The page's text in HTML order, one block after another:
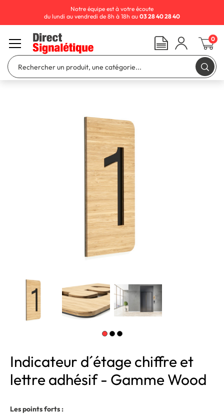
Indicateur d´étage chiffre et
lettre adhésif - Gamme Wood
Les points forts :
Notre équipe est à votre écoute
du lundi au vendredi de 8h à 18h au 03 28 40 28 40
0